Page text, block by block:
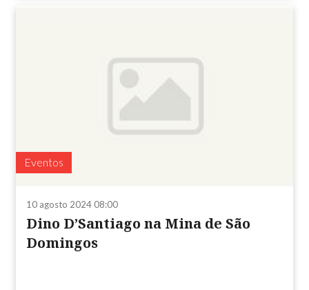
Eventos
10 agosto 2024 08:00
Dino D’Santiago na Mina de São
Domingos